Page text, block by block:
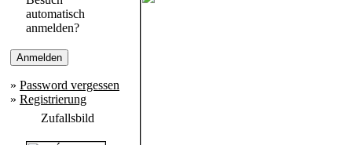
automatisch
anmelden?
» Password vergessen
» Registrierung
Zufallsbild